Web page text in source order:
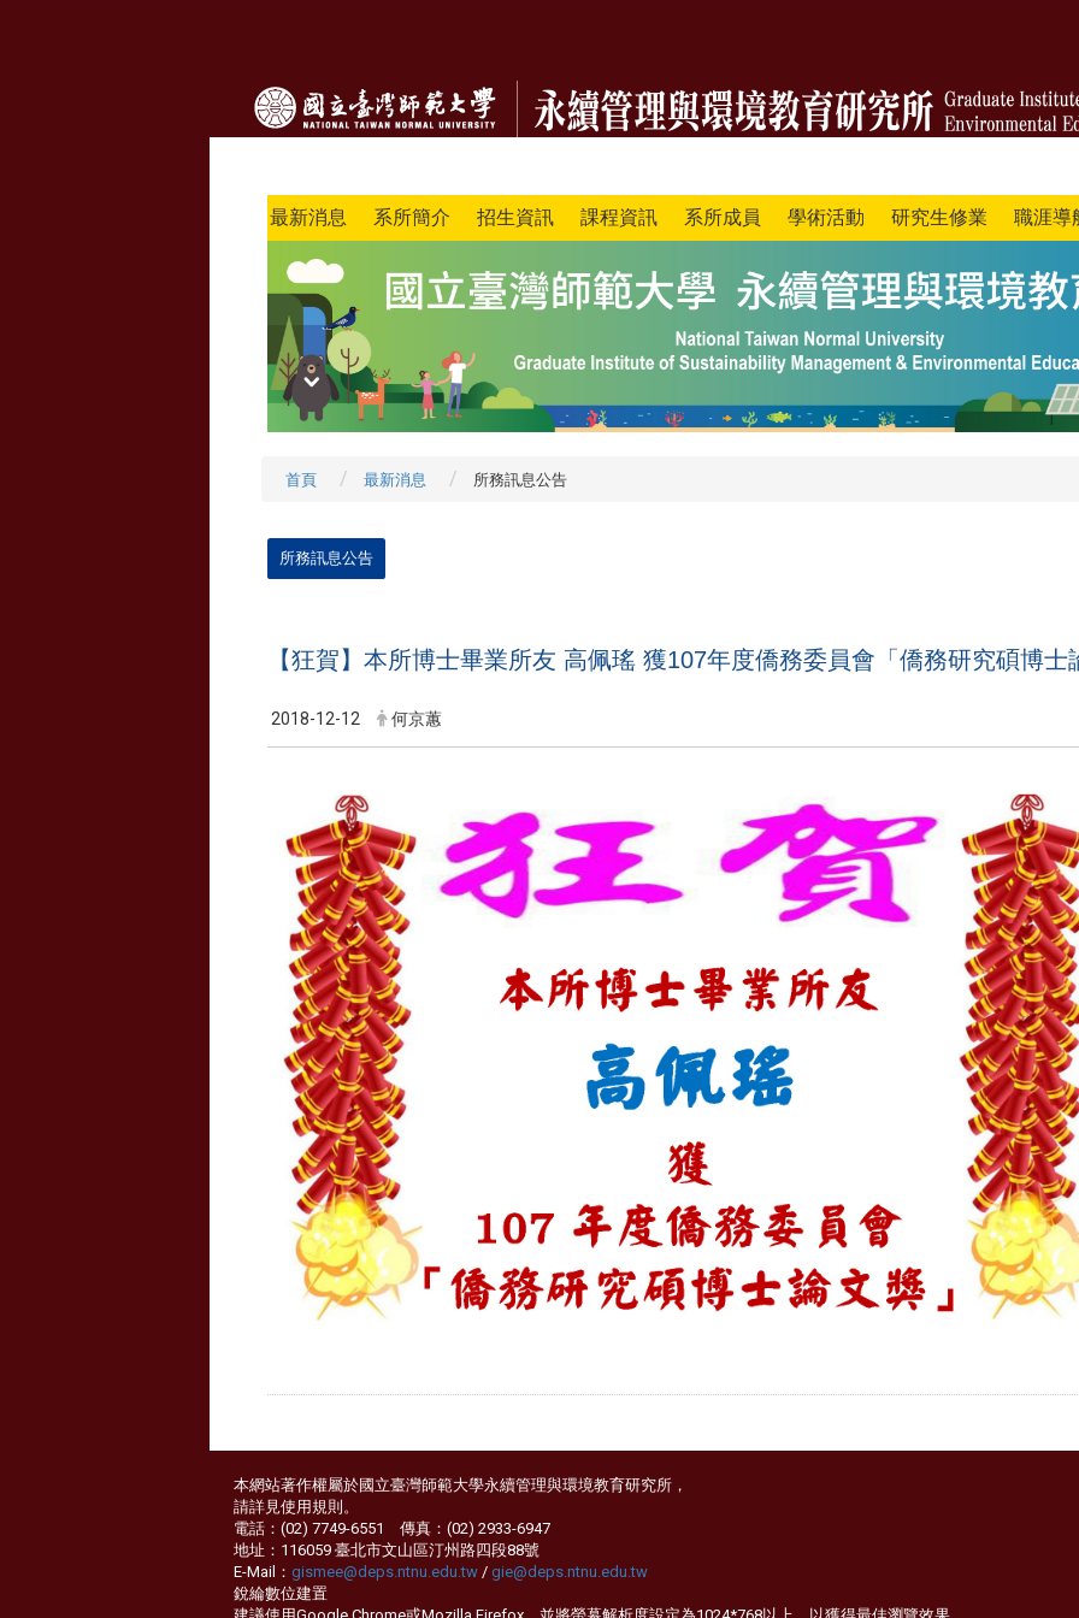
最新消息 系所簡介 招生資訊 課程資訊 系所成員 學術活動 研究生修業 職涯導
首頁 最新消息 所務訊息公告
所務訊息公告
【狂賀】本所博士畢業所友 高佩瑤 獲107年度僑務委員會「僑務研究碩博士
2018-12-12 何京蕙
本網站著作權屬於國立臺灣師範大學永續管理與環境教育研究所，
請詳見 使用規則 。
電話：(02) 7749-6551 傳真：(02) 2933-6947
地址：116059 臺北市文山區汀州路四段88號
E-Mail： gismee@deps.ntnu.edu.tw / gie@deps.ntnu.edu.tw
銳綸數位建置